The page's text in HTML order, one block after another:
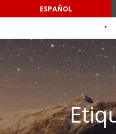
ESPAÑOL